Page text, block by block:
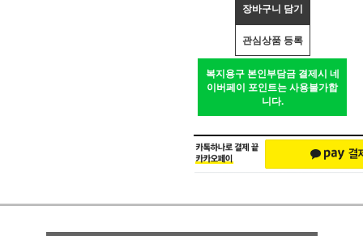
장바구니 담기
관심상품 등록
복지용구 본인부담금 결제시 네
이버페이 포인트는 사용불가합
니다.